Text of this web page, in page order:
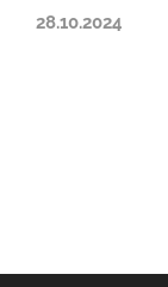
28.10.2024